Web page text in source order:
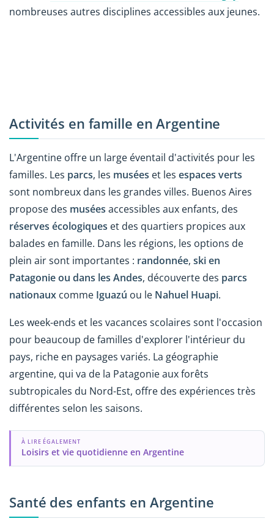
nombreuses autres disciplines accessibles aux jeunes.
Activités en famille en Argentine
L'Argentine offre un large éventail d'activités pour les
familles. Les parcs, les musées et les espaces verts
sont nombreux dans les grandes villes. Buenos Aires
propose des musées accessibles aux enfants, des
réserves écologiques et des quartiers propices aux
balades en famille. Dans les régions, les options de
plein air sont importantes : randonnée, ski en
Patagonieou dans les Andes, découverte des parcs
nationaux comme Iguazú ou le Nahuel Huapi.
Les week-ends et les vacances scolaires sont l'occasion
pour beaucoup de familles d'explorer l'intérieur du
pays, riche en paysages variés. La géographie
argentine, qui va de la Patagonie aux forêts
subtropicales du Nord-Est, offre des expériences très
différentes selon les saisons.
À LIRE ÉGALEMENT
Loisirs et vie quotidienne en Argentine
Santé des enfants en Argentine